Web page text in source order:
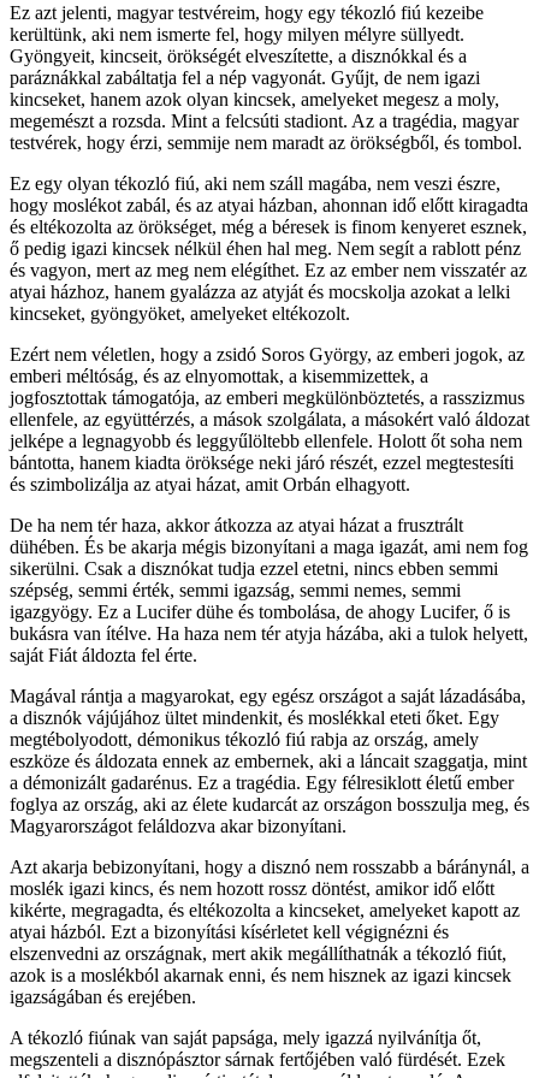
Ez azt jelenti, magyar testvéreim, hogy egy tékozló fiú kezeibe
kerültünk, aki nem ismerte fel, hogy milyen mélyre süllyedt.
Gyöngyeit, kincseit, örökségét elveszítette, a disznókkal és a
paráznákkal zabáltatja fel a nép vagyonát. Gyűjt, de nem igazi
kincseket, hanem azok olyan kincsek, amelyeket megesz a moly,
megemészt a rozsda. Mint a felcsúti stadiont. Az a tragédia, magyar
testvérek, hogy érzi, semmije nem maradt az örökségből, és tombol.
Ez egy olyan tékozló fiú, aki nem száll magába, nem veszi észre,
hogy moslékot zabál, és az atyai házban, ahonnan idő előtt kiragadta
és eltékozolta az örökséget, még a béresek is finom kenyeret esznek,
ő pedig igazi kincsek nélkül éhen hal meg. Nem segít a rablott pénz
és vagyon, mert az meg nem elégíthet. Ez az ember nem visszatér az
atyai házhoz, hanem gyalázza az atyját és mocskolja azokat a lelki
kincseket, gyöngyöket, amelyeket eltékozolt.
Ezért nem véletlen, hogy a zsidó Soros György, az emberi jogok, az
emberi méltóság, és az elnyomottak, a kisemmizettek, a
jogfosztottak támogatója, az emberi megkülönböztetés, a rasszizmus
ellenfele, az együttérzés, a mások szolgálata, a másokért való áldozat
jelképe a legnagyobb és leggyűlöltebb ellenfele. Holott őt soha nem
bántotta, hanem kiadta öröksége neki járó részét, ezzel megtestesíti
és szimbolizálja az atyai házat, amit Orbán elhagyott.
De ha nem tér haza, akkor átkozza az atyai házat a frusztrált
dühében. És be akarja mégis bizonyítani a maga igazát, ami nem fog
sikerülni. Csak a disznókat tudja ezzel etetni, nincs ebben semmi
szépség, semmi érték, semmi igazság, semmi nemes, semmi
igazgyögy. Ez a Lucifer dühe és tombolása, de ahogy Lucifer, ő is
bukásra van ítélve. Ha haza nem tér atyja házába, aki a tulok helyett,
saját Fiát áldozta fel érte.
Magával rántja a magyarokat, egy egész országot a saját lázadásába,
a disznók vájújához ültet mindenkit, és moslékkal eteti őket. Egy
megtébolyodott, démonikus tékozló fiú rabja az ország, amely
eszköze és áldozata ennek az embernek, aki a láncait szaggatja, mint
a démonizált gadarénus. Ez a tragédia. Egy félresiklott életű ember
foglya az ország, aki az élete kudarcát az országon bosszulja meg, és
Magyarországot feláldozva akar bizonyítani.
Azt akarja bebizonyítani, hogy a disznó nem rosszabb a báránynál, a
moslék igazi kincs, és nem hozott rossz döntést, amikor idő előtt
kikérte, megragadta, és eltékozolta a kincseket, amelyeket kapott az
atyai házból. Ezt a bizonyítási kísérletet kell végignézni és
elszenvedni az országnak, mert akik megállíthatnák a tékozló fiút,
azok is a moslékból akarnak enni, és nem hisznek az igazi kincsek
igazságában és erejében.
A tékozló fiúnak van saját papsága, mely igazzá nyilvánítja őt,
megszenteli a disznópásztor sárnak fertőjében való fürdését. Ezek